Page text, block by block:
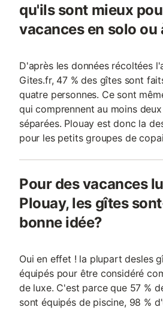
qu'ils sont mieux
vacances en solo ou
D'après les données récoltées
Gites.fr, 47 % des gîtes sont
quatre personnes. Ce sont
qui comprennent au moins
séparées. Plouay est donc la
pour les petits groupes de
Pour des vacances
Plouay, les gîtes
bonne idée?
Oui en effet ! la plupart desles
équipés pour être considéré
de luxe. C'est parce que 57 %
sont équipés de piscine, 98 %